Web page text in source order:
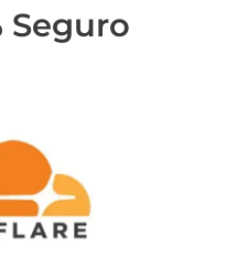
Seguro